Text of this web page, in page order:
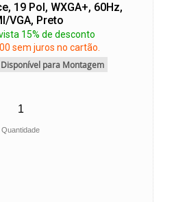
19 Pol, WXGA+, 60Hz,
VGA, Preto
15% de desconto
sem juros no cartão.
Disponível para Montagem
Quantidade